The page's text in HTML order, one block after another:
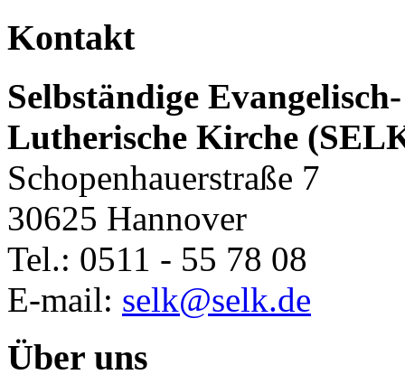
Kontakt
Selbständige Evangelisch-
Lutherische Kirche
Schopenhauerstraße 7
30625 Hannover
Tel.: 0511 - 55 78 08
E-mail: selk@selk.de
Über uns